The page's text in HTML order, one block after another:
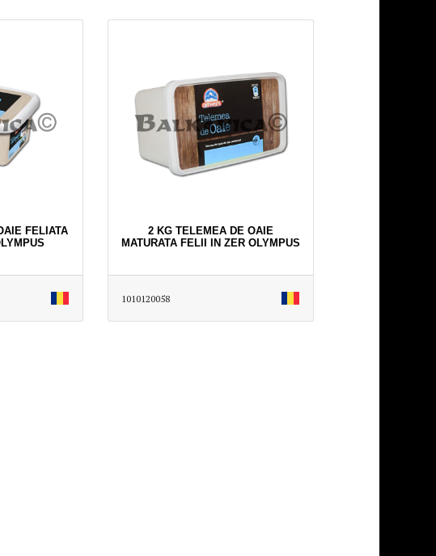
FELIATA
2 KG TELEMEA DE OAIE
MATURATA FELII IN ZER OLYMPUS
1010120058